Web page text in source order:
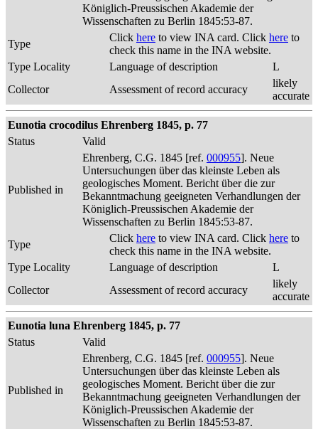
Königlich-Preussischen Akademie der
Wissenschaften zu Berlin 1845:53-87.
Type
Click here to view INA card. Click here to
check this name in the INA website.
Type Locality
Language of description
L
Collector
Assessment of record accuracy
likely
accurate
Eunotia crocodilus Ehrenberg 1845, p. 77
Status
Valid
Published in
Ehrenberg, C.G. 1845 [ref. 000955]. Neue
Untersuchungen über das kleinste Leben als
geologisches Moment. Bericht über die zur
Bekanntmachung geeigneten Verhandlungen der
Königlich-Preussischen Akademie der
Wissenschaften zu Berlin 1845:53-87.
Type
Click here to view INA card. Click here to
check this name in the INA website.
Type Locality
Language of description
L
Collector
Assessment of record accuracy
likely
accurate
Eunotia luna Ehrenberg 1845, p. 77
Status
Valid
Published in
Ehrenberg, C.G. 1845 [ref. 000955]. Neue
Untersuchungen über das kleinste Leben als
geologisches Moment. Bericht über die zur
Bekanntmachung geeigneten Verhandlungen der
Königlich-Preussischen Akademie der
Wissenschaften zu Berlin 1845:53-87.